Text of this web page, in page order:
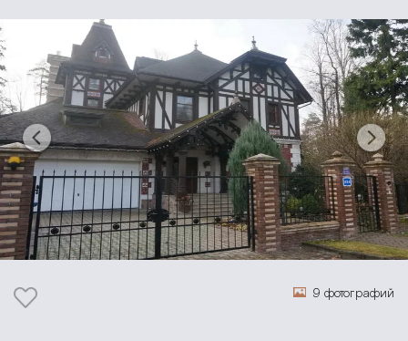
9 фотографий